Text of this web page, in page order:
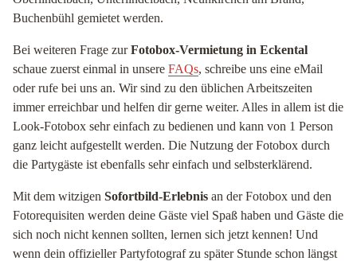
Buchenbühl gemietet werden.
Bei weiteren Frage zurFotobox-Vermietung in Eckental
schaue zuerst einmal in unsere FAQs, schreibe uns eine eMail
oder rufe bei uns an. Wir sind zu den üblichen Arbeitszeiten
immer erreichbar und helfen dir gerne weiter. Alles in allem ist die
Look-Fotobox sehr einfach zu bedienen und kann von 1 Person
ganz leicht aufgestellt werden. Die Nutzung der Fotobox durch
die Partygäste ist ebenfalls sehr einfach und selbsterklärend.
Mit dem witzigen Sofortbild-Erlebnis an der Fotobox und den
Fotorequisiten werden deine Gäste viel Spaß haben und Gäste die
sich noch nicht kennen sollten, lernen sich jetzt kennen! Und
wenn dein offizieller Partyfotograf zu später Stunde schon längst